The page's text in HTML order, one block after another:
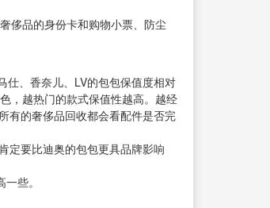
侈品的身份卡和购物小票、防尘
仕、香奈儿、LV的包包保值度相对
，越热门的款式保值性越高。越经
有的奢侈品回收都会看配件是否完
定要比迪奥的包包更具品牌影响
些。